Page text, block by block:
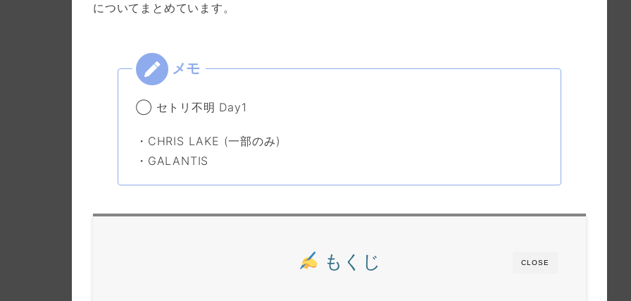
についてまとめています。
◯ セトリ不明 Day1
・CHRIS LAKE (一部のみ)
・GALANTIS
CLOSE
もくじ